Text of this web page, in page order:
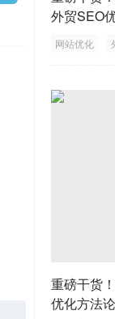
外贸SEO
网站优化
重磅干货
优化方法